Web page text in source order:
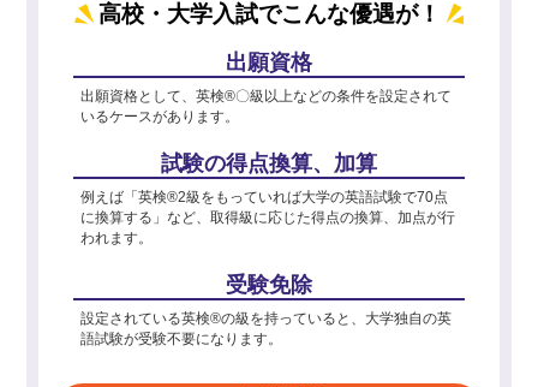
高校・大学入試でこんな優遇が！
出願資格
出願資格として、英検®〇級以上などの条件を設定されて
いるケースがあります。
試験の得点換算、加算
例えば「英検®2級をもっていれば大学の英語試験で70点
に換算する」など、取得級に応じた得点の換算、加点が行
われます。
受験免除
設定されている英検®の級を持っていると、大学独自の英
語試験が受験不要になります。